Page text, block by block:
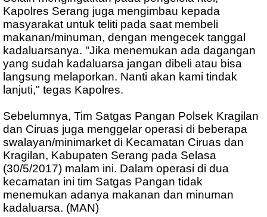
Kapolres Serang juga mengimbau kepada
masyarakat untuk teliti pada saat membeli
makanan/minuman, dengan mengecek tanggal
kadaluarsanya. "Jika menemukan ada dagangan
yang sudah kadaluarsa jangan dibeli atau bisa
langsung melaporkan. Nanti akan kami tindak
lanjuti," tegas Kapolres.
Sebelumnya, Tim Satgas Pangan Polsek Kragilan
dan Ciruas juga menggelar operasi di beberapa
swalayan/minimarket di Kecamatan Ciruas dan
Kragilan, Kabupaten Serang pada Selasa
(30/5/2017) malam ini. Dalam operasi di dua
kecamatan ini tim Satgas Pangan tidak
menemukan adanya makanan dan minuman
kadaluarsa. (MAN)